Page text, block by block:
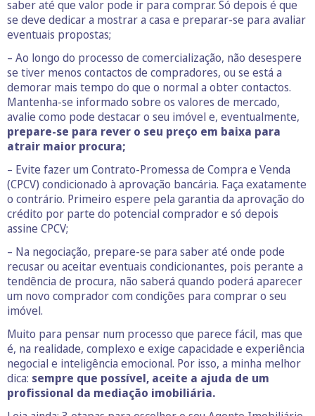
saber até que valor pode ir para comprar. Só depois é que
se deve dedicar a mostrar a casa e preparar-se para avaliar
eventuais propostas;
– Ao longo do processo de comercialização, não desespere
se tiver menos contactos de compradores, ou se está a
demorar mais tempo do que o normal a obter contactos.
Mantenha-se informado sobre os valores de mercado,
avalie como pode destacar o seu imóvel e, eventualmente,
prepare-se para rever o seu preço em baixa para
atrair maior procura;
– Evite fazer um Contrato-Promessa de Compra e Venda
(CPCV) condicionado à aprovação bancária. Faça exatamente
o contrário. Primeiro espere pela garantia da aprovação do
crédito por parte do potencial comprador e só depois
assine CPCV;
– Na negociação, prepare-se para saber até onde pode
recusar ou aceitar eventuais condicionantes, pois perante a
tendência de procura, não saberá quando poderá aparecer
um novo comprador com condições para comprar o seu
imóvel.
Muito para pensar num processo que parece fácil, mas que
é, na realidade, complexo e exige capacidade e experiência
negocial e inteligência emocional. Por isso, a minha melhor
dica: sempre que possível, aceite a ajuda de um
profissional da mediação imobiliária.